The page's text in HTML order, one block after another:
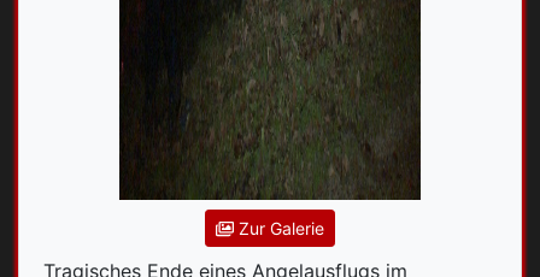
Zur Galerie
Tragisches Ende eines Angelausflugs im